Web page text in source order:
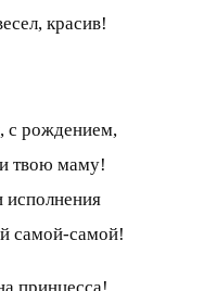
красив!
с рождением,
твою маму!
самой-самой!